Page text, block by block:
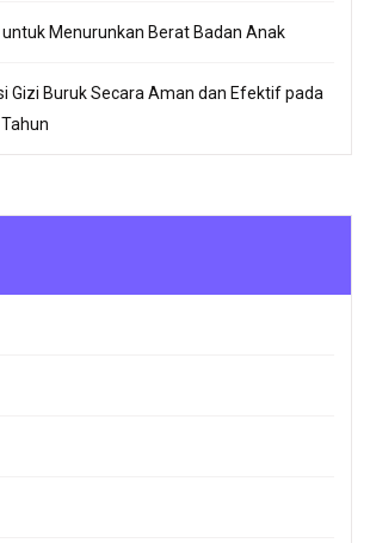
Menurunkan Berat Badan Anak
Gizi Buruk Secara Aman dan Efektif pada